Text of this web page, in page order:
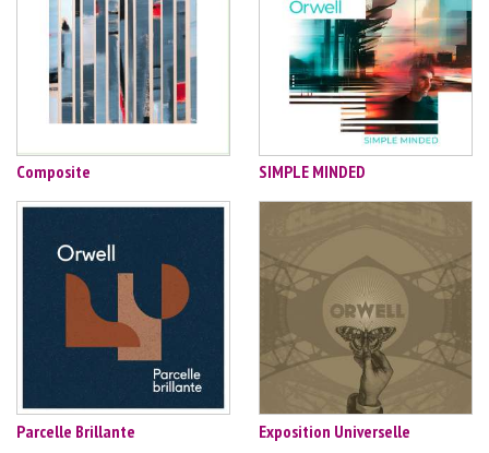
Composite SIMPLE MINDED
Parcelle Brillante Exposition Universelle